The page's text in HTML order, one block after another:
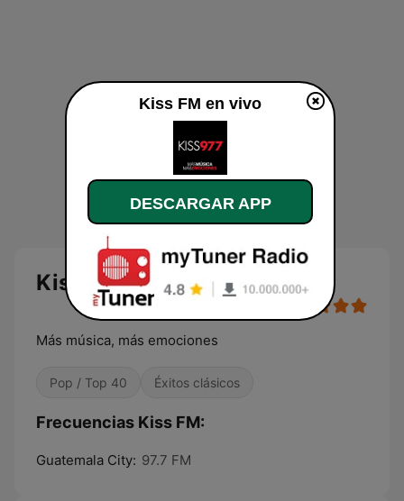
Kiss FM
Más música, más emociones
Pop / Top 40 Éxitos clásicos
Frecuencias Kiss FM:
Guatemala City: 97.7 FM
Kiss FM en vivo
DESCARGAR APP